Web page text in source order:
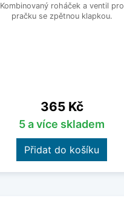
Kombinovaný roháček a ventil pro
pračku se zpětnou klapkou.
Cena
365 Kč
5 a více skladem
Přidat do košíku